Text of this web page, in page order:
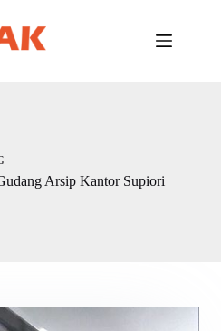
Arsip Kantor Supiori